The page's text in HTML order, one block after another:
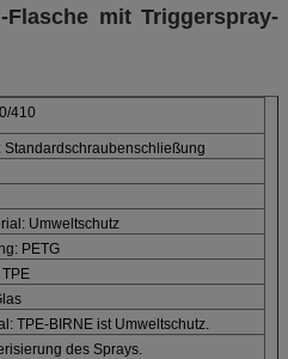
Flasche mit Triggerspray-
410
Standardschraubenschließung
Umweltschutz
PETG
TPE-BIRNE ist Umweltschutz.
des Sprays.